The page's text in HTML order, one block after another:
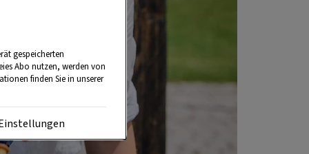
gespeicherten
Abo nutzen, werden von
finden Sie in unserer